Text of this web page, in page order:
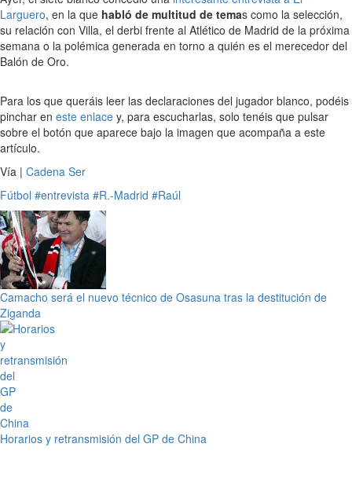
Larguero, en la que habló de multitud de temas como la selección,
su relación con Villa, el derbi frente al Atlético de Madrid de la próxima
semana o la polémica generada en torno a quién es el merecedor del
Balón de Oro.
Para los que queráis leer las declaraciones del jugador blanco, podéis
pinchar en este enlace y, para escucharlas, solo tenéis que pulsar
sobre el botón que aparece bajo la imagen que acompaña a este
artículo.
Vía | Cadena Ser
Fútbol #entrevista #R.-Madrid #Raúl
Camacho será el nuevo técnico de Osasuna tras la destitución de
Ziganda
Horarios y retransmisión del GP de China